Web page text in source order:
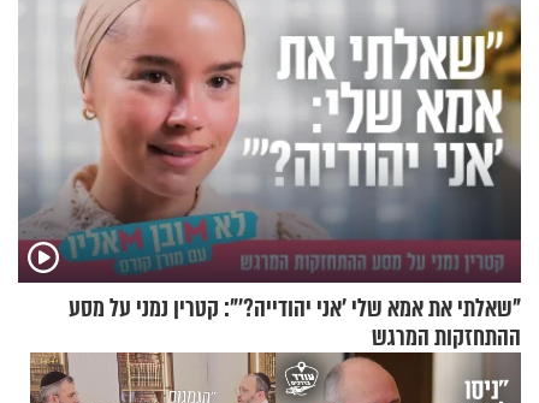
"שאלתי את אמא שלי 'אני יהודייה?'": קטרין נמני על מסע
ההתחזקות המרגש